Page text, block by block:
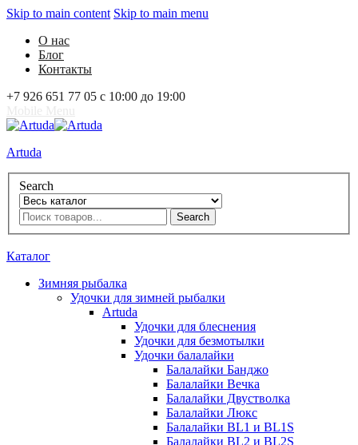
Skip to main content Skip to main menu
О нас
Блог
Контакты
+7 926 651 77 05 с 10:00 до 19:00
Artuda
Search
Search
Каталог
Зимняя рыбалка
Удочки для зимней рыбалки
Artuda
Удочки для блеснения
Удочки для безмотылки
Удочки балалайки
Балалайки Банджо
Балалайки Вечка
Балалайки Двустволка
Балалайки Люкс
Балалайки BL1 и BL1S
Балалайки BL2 и BL2S